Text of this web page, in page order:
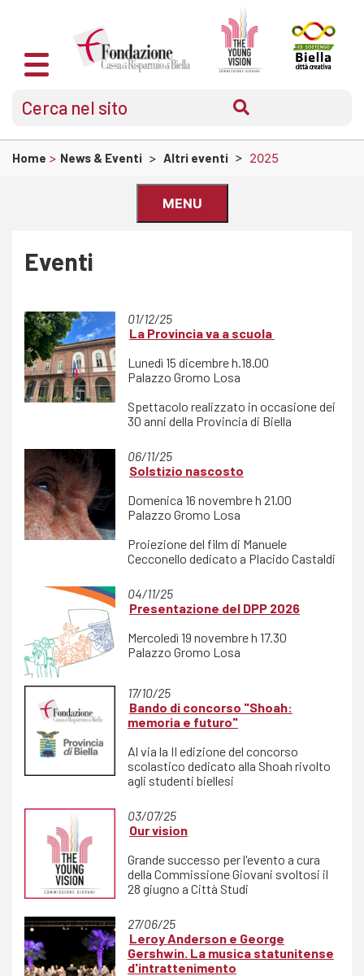
Home > News & Eventi > Altri eventi > 2025
MENU
Eventi
01/12/25
La Provincia va a scuola
Lunedì 15 dicembre h.18.00
Palazzo Gromo Losa
Spettacolo realizzato in occasione dei
30 anni della Provincia di Biella
06/11/25
Solstizio nascosto
Domenica 16 novembre h 21.00
Palazzo Gromo Losa
Proiezione del film di Manuele
Cecconello dedicato a Placido Castaldi
04/11/25
Presentazione del DPP 2026
Mercoledì 19 novembre h 17.30
Palazzo Gromo Losa
17/10/25
Bando di concorso "Shoah:
memoria e futuro"
Al via la II edizione del concorso
scolastico dedicato alla Shoah rivolto
agli studenti biellesi
03/07/25
Our vision
Grande successo per l'evento a cura
della Commissione Giovani svoltosi il
28 giugno a Città Studi
27/06/25
Leroy Anderson e George
Gershwin. La musica statunitense
d'intrattenimento